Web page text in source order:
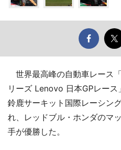
世界最高峰の自動車レース
リーズ Lenovo 日本GPレース
鈴鹿サーキット国際レーシン
れ、レッドブル・ホンダのマ
手が優勝した。